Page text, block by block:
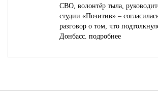
СВО, волонтёр тыла,
студии «Позитив» –
разговор о том, что
Донбасс. подробнее